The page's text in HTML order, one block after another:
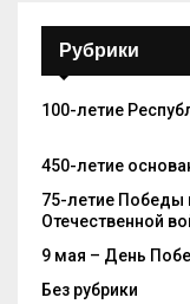
Рубрики
100-летие
450-летие
75-летие Победы
Отечественной
9 мая – День
Без рубрики